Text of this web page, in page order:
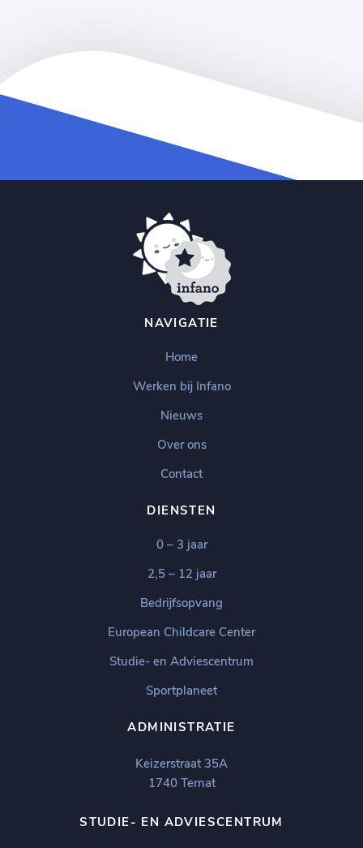
NAVIGATIE
Home
Werken bij Infano
Nieuws
Over ons
Contact
DIENSTEN
0 – 3 jaar
2,5 – 12 jaar
Bedrijfsopvang
European Childcare Center
Studie- en Adviescentrum
Sportplaneet
ADMINISTRATIE
Keizerstraat 35A
1740 Ternat
STUDIE- EN ADVIESCENTRUM